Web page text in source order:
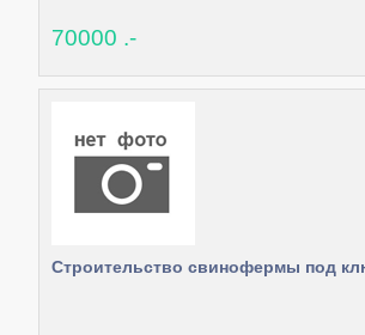
70000 .-
Строительство свинофермы под